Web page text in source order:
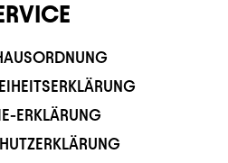
ERKLÄRUNG